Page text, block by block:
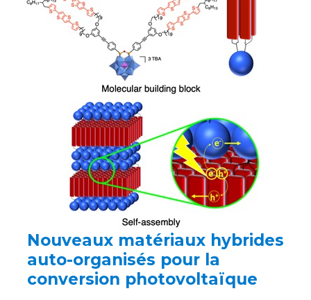
Nouveaux matériaux hybrides
auto-organisés pour la
conversion photovoltaïque